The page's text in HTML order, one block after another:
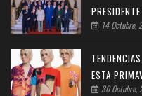
14 Octubre,
ESTA
30 Octubre,